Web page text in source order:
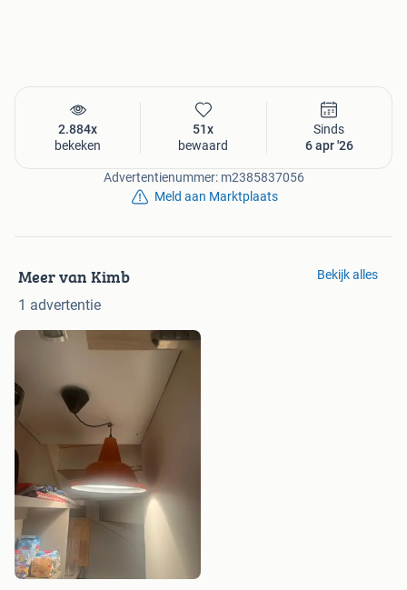
2.884x
bekeken
51x
bewaard
Sinds
6 apr '26
Advertentienummer: m2385837056
Meld aan Marktplaats
Meer van Kimb
1 advertentie
Bekijk alles